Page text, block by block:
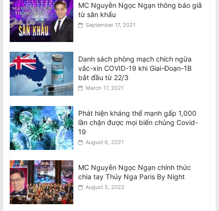
MC Nguyễn Ngọc Ngạn thông báo giã
từ sân khấu
September 17, 2021
Danh sách phòng mạch chích ngừa
vắc-xin COVID-19 khi Giai-Đoạn-1B
bắt đầu từ 22/3
March 17, 2021
Phát hiện kháng thể mạnh gấp 1,000
lần chặn được mọi biến chủng Covid-
19
August 6, 2021
MC Nguyễn Ngọc Ngạn chính thức
chia tay Thúy Nga Paris By Night
August 5, 2022